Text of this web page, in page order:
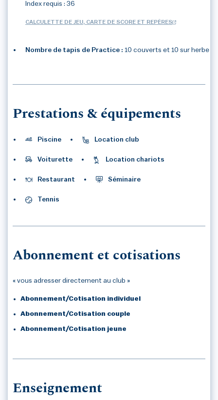
Index requis : 36
CALCULETTE DE JEU, CARTE DE SCORE ET REPÈRES
Nombre de tapis de Practice : 10 couverts et 10 sur herbe
Prestations & équipements
Piscine Location club
Voiturette Location chariots
Restaurant Séminaire
Tennis
Abonnement et cotisations
« vous adresser directement au club »
Abonnement/Cotisation individuel
Abonnement/Cotisation couple
Abonnement/Cotisation jeune
Enseignement